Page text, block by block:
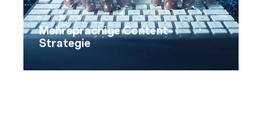
Mehrsprachige Content-
Strategie